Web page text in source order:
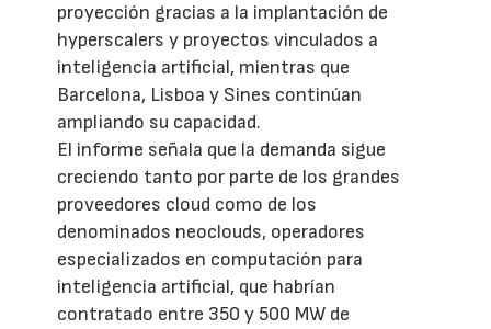
proyección gracias a la implantación de
hyperscalers y proyectos vinculados a
inteligencia artificial, mientras que
Barcelona, Lisboa y Sines continúan
ampliando su capacidad.
El informe señala que la demanda sigue
creciendo tanto por parte de los grandes
proveedores cloud como de los
denominados neoclouds, operadores
especializados en computación para
inteligencia artificial, que habrían
contratado entre 350 y 500 MW de